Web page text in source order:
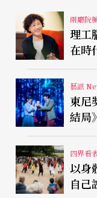
兩廳院
理工腦
在時
藝訊
東尼
結局
視有
四界看
以身體
自己